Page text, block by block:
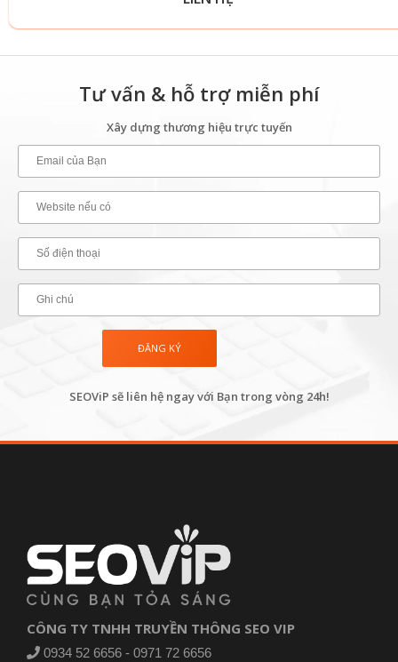
Tư vấn & hỗ trợ miễn phí
Xây dựng thương hiệu trực tuyến
SEOViP sẽ liên hệ ngay với Bạn trong vòng 24h!
CÔNG TY TNHH TRUYỀN THÔNG SEO VIP
0934 52 6656 - 0971 72 6656